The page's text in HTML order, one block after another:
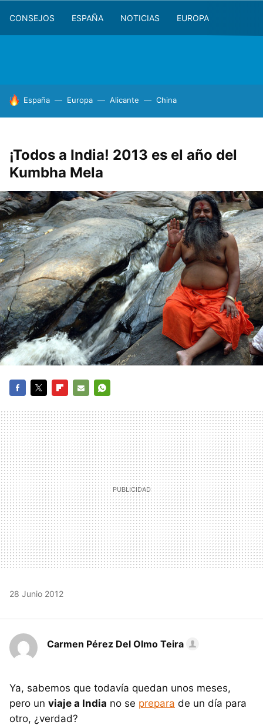
CONSEJOS ESPAÑA NOTICIAS EUROPA
HOY SE HABLA DE
España Europa Alicante China
¡Todos a India! 2013 es el año del
Kumbha Mela
MAIL
28 Junio 2012
Carmen Pérez Del Olmo Teira
Ya, sabemos que todavía quedan unos meses,
pero un viaje a India no se prepara de un día para
otro, ¿verdad?